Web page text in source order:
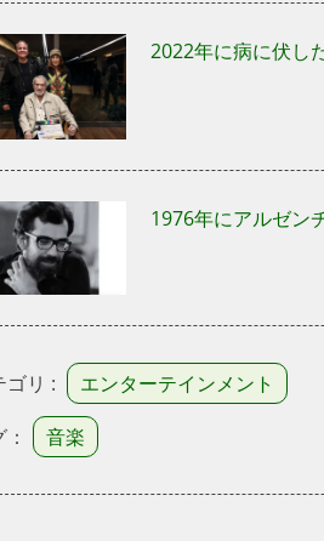
2022年に病に伏し
1976年にアルゼン
ゴリ :
エンターテインメント
音楽